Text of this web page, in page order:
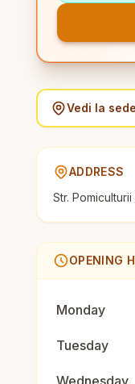
Vedi la
ADDRESS
Str.
OPENING
Monday
Tuesday
Wednesday